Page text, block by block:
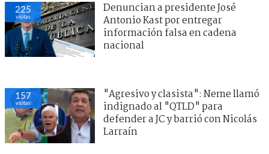
225
visitas
Denuncian a presidente José
Antonio Kast por entregar
información falsa en cadena
nacional
157
visitas
"Agresivo y clasista": Neme llamó
indignado al "QTLD" para
defender a JC y barrió con Nicolás
Larraín